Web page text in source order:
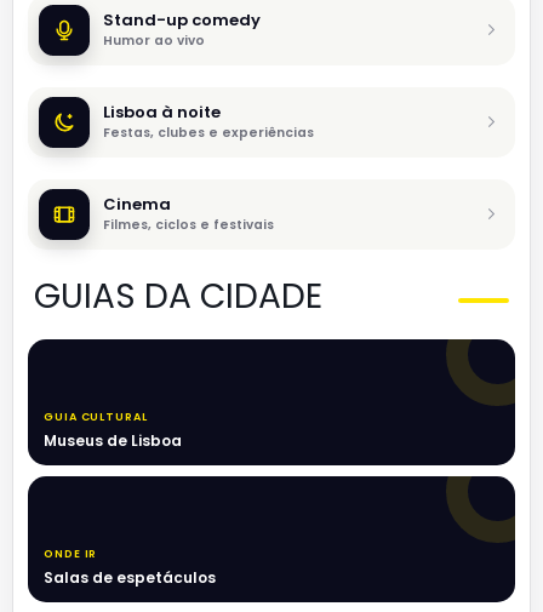
Stand-up comedy
Humor ao vivo
Lisboa à noite
Festas, clubes e experiências
Cinema
Filmes, ciclos e festivais
GUIAS DA CIDADE
GUIA CULTURAL
Museus de Lisboa
ONDE IR
Salas de espetáculos